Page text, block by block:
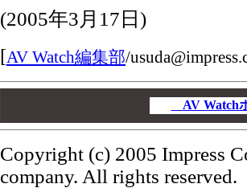
(2005年3月17日 )
[AV Watch編集部/
AV Watch
Copyright (c) 2005 Impress
company. All rights reserved.